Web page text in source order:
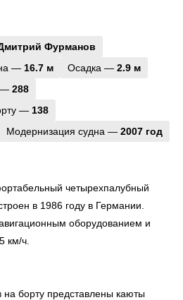
Фурманов
— 16.7 м Осадка — 2.9 м
— 288
— 138
Модернизация судна — 2007 год
четырехпалубный
в 1986 году в Германии.
оборудованием и
км/ч.
борту представлены каюты